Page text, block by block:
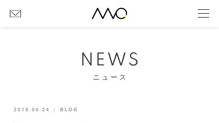
NEWS
ニュース
2018.06.24 ｜ BLOG